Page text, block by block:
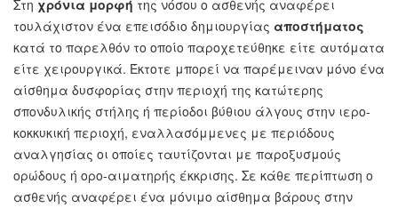
Στη χρόνια μορφή της νόσου ο ασθενής αναφέρει
τουλάχιστον ένα επεισόδιο δημιουργίας αποστήματος
κατά το παρελθόν το οποίο παροχετεύθηκε είτε αυτόματα
είτε χειρουργικά. Έκτοτε μπορεί να παρέμειναν μόνο ένα
αίσθημα δυσφορίας στην περιοχή της κατώτερης
σπονδυλικής στήλης ή περίοδοι βύθιου άλγους στην ιερο-
κοκκυκική περιοχή, εναλλασόμμενες με περιόδους
αναλγησίας οι οποίες ταυτίζονται με παροξυσμούς
ορώδους ή ορο-αιματηρής έκκρισης. Σε κάθε περίπτωση ο
ασθενής αναφέρει ένα μόνιμο αίσθημα βάρους στην